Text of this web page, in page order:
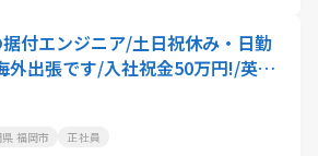
付エンジニア/土日祝休み・日勤
外出張です/入社祝金50万円!/英語
体制
福岡市 正社員